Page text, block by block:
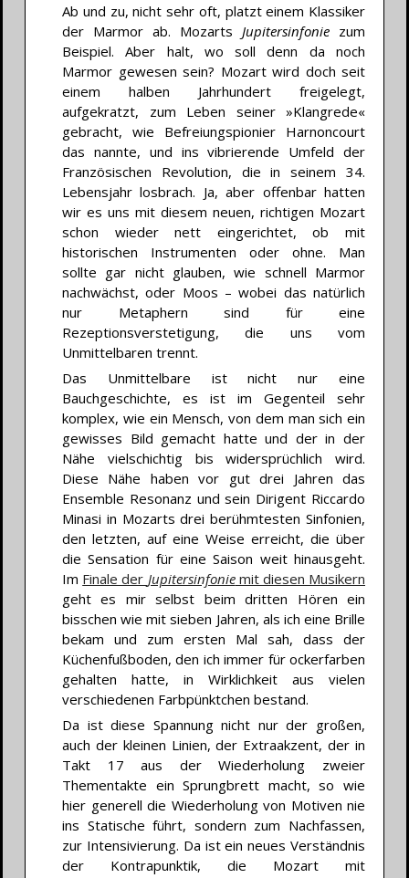
Ab und zu, nicht sehr oft, platzt einem Klassiker
der Marmor ab. Mozarts Jupitersinfonie zum
Beispiel. Aber halt, wo soll denn da noch
Marmor gewesen sein? Mozart wird doch seit
einem halben Jahrhundert freigelegt,
aufgekratzt, zum Leben seiner »Klangrede«
gebracht, wie Befreiungspionier Harnoncourt
das nannte, und ins vibrierende Umfeld der
Französischen Revolution, die in seinem 34.
Lebensjahr losbrach. Ja, aber offenbar hatten
wir es uns mit diesem neuen, richtigen Mozart
schon wieder nett eingerichtet, ob mit
historischen Instrumenten oder ohne. Man
sollte gar nicht glauben, wie schnell Marmor
nachwächst, oder Moos – wobei das natürlich
nur Metaphern sind für eine
Rezeptionsverstetigung, die uns vom
Unmittelbaren trennt.
Das Unmittelbare ist nicht nur eine
Bauchgeschichte, es ist im Gegenteil sehr
komplex, wie ein Mensch, von dem man sich ein
gewisses Bild gemacht hatte und der in der
Nähe vielschichtig bis widersprüchlich wird.
Diese Nähe haben vor gut drei Jahren das
Ensemble Resonanz und sein Dirigent Riccardo
Minasi in Mozarts drei berühmtesten Sinfonien,
den letzten, auf eine Weise erreicht, die über
die Sensation für eine Saison weit hinausgeht.
Im Finale der Jupitersinfoniemit diesen Musikern
geht es mir selbst beim dritten Hören ein
bisschen wie mit sieben Jahren, als ich eine Brille
bekam und zum ersten Mal sah, dass der
Küchenfußboden, den ich immer für ockerfarben
gehalten hatte, in Wirklichkeit aus vielen
verschiedenen Farbpünktchen bestand.
Da ist diese Spannung nicht nur der großen,
auch der kleinen Linien, der Extraakzent, der in
Takt 17 aus der Wiederholung zweier
Thementakte ein Sprungbrett macht, so wie
hier generell die Wiederholung von Motiven nie
ins Statische führt, sondern zum Nachfassen,
zur Intensivierung. Da ist ein neues Verständnis
der Kontrapunktik, die Mozart mit